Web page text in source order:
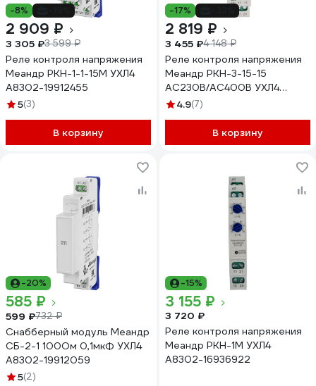
-8%
2 909 ₽
3 305 ₽3 599 ₽
Реле контроля напряжения
Меандр РКН-1-1-15М УХЛ4
A8302-19912455
5(3)
В корзину
-17%
2 819 ₽
3 455 ₽4 148 ₽
Реле контроля напряжения
Меандр РКН-3-15-15
AC230В/AC400B УХЛ4
A8302-16933945
4.9(7)
В корзину
-20%
585 ₽
599 ₽732 ₽
Снабберный модуль Меандр
СБ-2-1 100Ом 0,1мкФ УХЛ4
A8302-19912059
5(2)
-15%
3 155 ₽
3 720 ₽
Реле контроля напряжения
Меандр РКН-1М УХЛ4
A8302-16936922